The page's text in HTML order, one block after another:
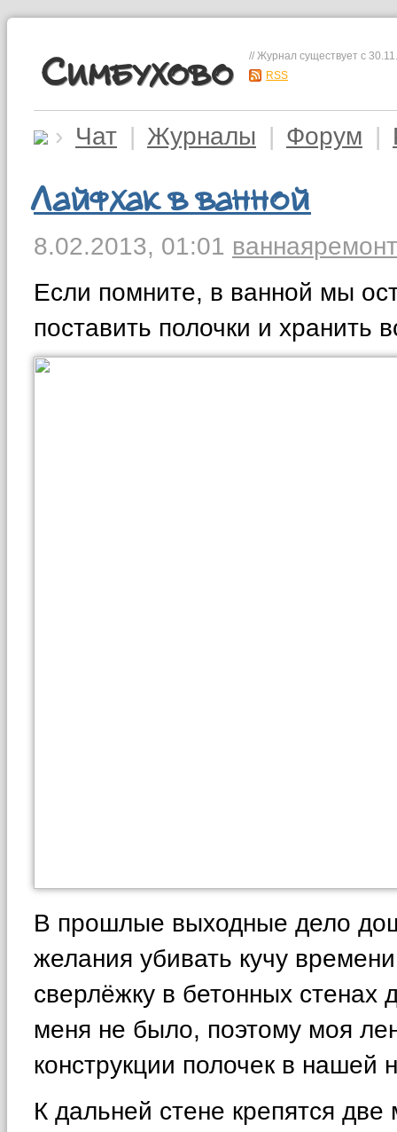
Симбухово
// Журнал существует с
RSS
› Чат | Журналы | Форум |
Лайфхак в ванной
8.02.2013, 01:01 ваннаяремонт
Если помните, в ванной мы
поставить полочки и хранить
В прошлые выходные дело
желания убивать кучу
сверлёжку в бетонных стенах
меня не было, поэтому моя
конструкции полочек в нашей
К дальней стене крепятся